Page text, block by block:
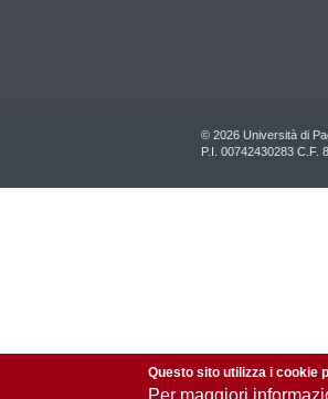
© 2026 Università di
P.I. 00742430283 C.F.
Questo sito utilizza i cookie
Per maggiori